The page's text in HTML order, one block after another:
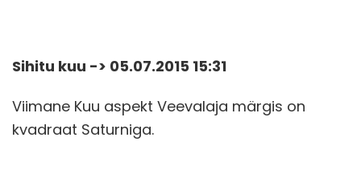
Sihitu kuu -> 05.07.2015 15:31
Viimane Kuu aspekt Veevalaja märgis on
kvadraat Saturniga.